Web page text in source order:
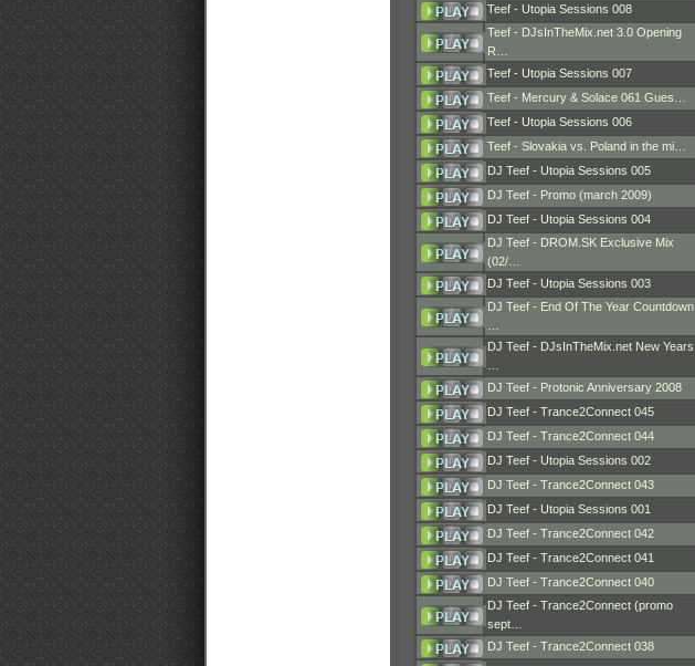
Teef - Utopia Sessions 008
Teef - DJsInTheMix.net 3.0 Opening
R…
Teef - Utopia Sessions 007
Teef - Mercury & Solace 061 Gues…
Teef - Utopia Sessions 006
Teef - Slovakia vs. Poland in the mi…
DJ Teef - Utopia Sessions 005
DJ Teef - Promo (march 2009)
DJ Teef - Utopia Sessions 004
DJ Teef - DROM.SK Exclusive Mix
(02/…
DJ Teef - Utopia Sessions 003
DJ Teef - End Of The Year Countdown
DJ Teef - DJsInTheMix.net New Years
DJ Teef - Protonic Anniversary 2008
DJ Teef - Trance2Connect 045
DJ Teef - Trance2Connect 044
DJ Teef - Utopia Sessions 002
DJ Teef - Trance2Connect 043
DJ Teef - Utopia Sessions 001
DJ Teef - Trance2Connect 042
DJ Teef - Trance2Connect 041
DJ Teef - Trance2Connect 040
DJ Teef - Trance2Connect (promo
sept…
DJ Teef - Trance2Connect 038